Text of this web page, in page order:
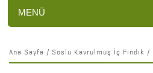
MENÜ
Ana Sayfa / Soslu Kavrulmuş İç Fındık /